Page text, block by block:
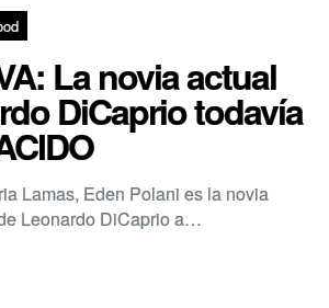
La novia actual
DiCaprio todavía
Lamas, Eden Polani es la novia
Leonardo DiCaprio a…